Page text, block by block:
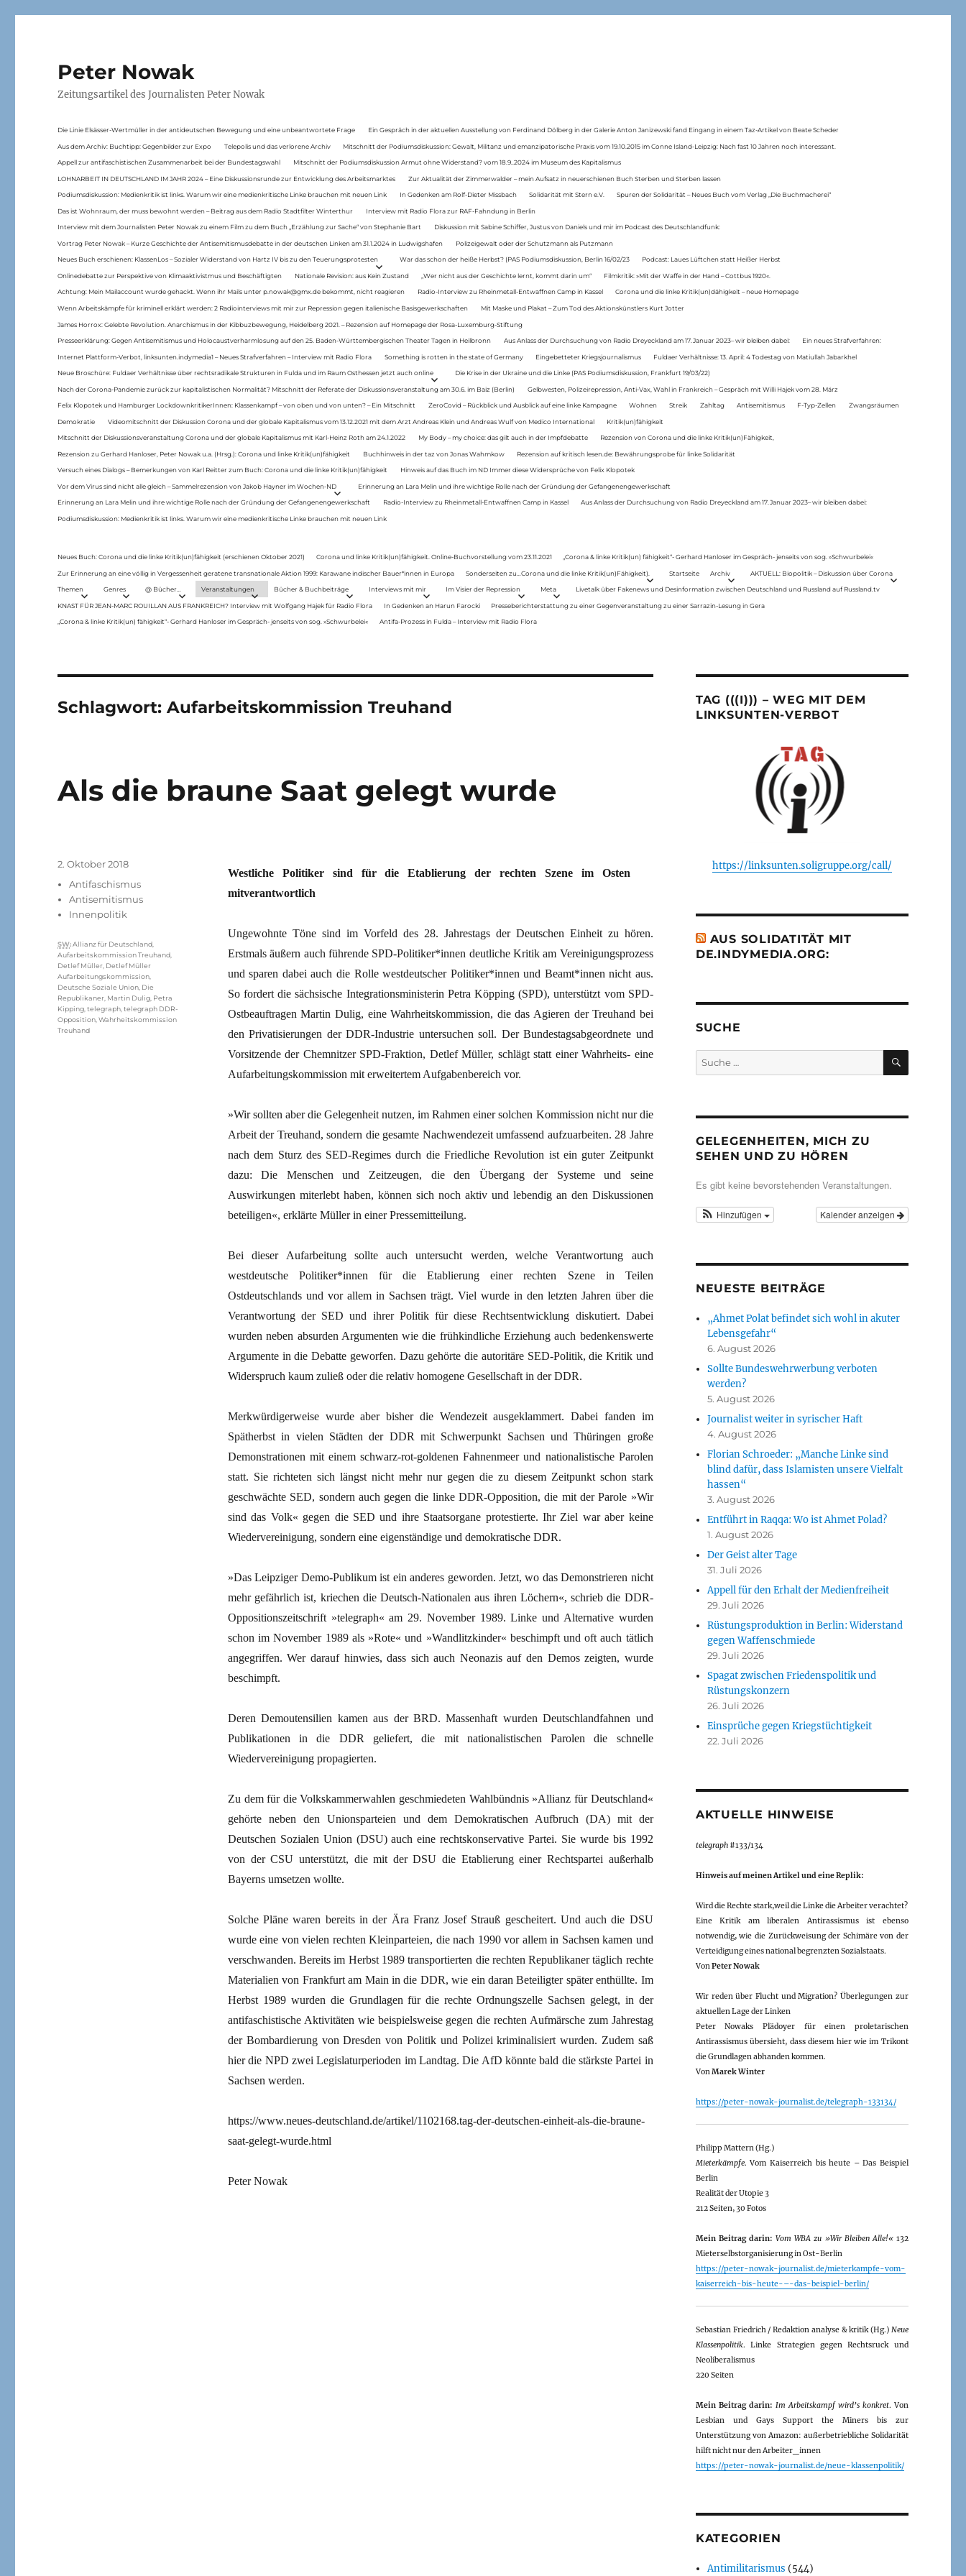
Peter Nowak
Zeitungsartikel des Journalisten Peter Nowak
Die Linie Elsässer-Wertmüller in der antideutschen Bewegung und eine unbeantwortete Frage Ein Gespräch in der aktuellen Ausstellung von Ferdinand Dölberg in der Galerie Anton Janizewski fand Eingang in einem Taz-Artikel von Beate Scheder
Aus dem Archiv: Buchtipp: Gegenbilder zur Expo Telepolis und das verlorene Archiv Mitschnitt der Podiumsdiskussion: Gewalt, Militanz und emanzipatorische Praxis vom 19.10.2015 im Conne Island-Leipzig: Nach fast 10 Jahren noch interessant.
Appell zur antifaschistischen Zusammenarbeit bei der Bundestagswahl Mitschnitt der Podiumsdiskussion Armut ohne Widerstand? vom 18.9..2024 im Museum des Kapitalismus
LOHNARBEIT IN DEUTSCHLAND IM JAHR 2024 – Eine Diskussionsrunde zur Entwicklung des Arbeitsmarktes Zur Aktualität der Zimmerwalder – mein Aufsatz in neuerschienen Buch Sterben und Sterben lassen
Podiumsdiskussion: Medienkritik ist links. Warum wir eine medienkritische Linke brauchen mit neuen Link In Gedenken am Rolf-Dieter Missbach Solidarität mit Stern e.V. Spuren der Solidarität – Neues Buch vom Verlag „Die Buchmacherei“
Das ist Wohnraum, der muss bewohnt werden – Beitrag aus dem Radio Stadtfilter Winterthur Interview mit Radio Flora zur RAF-Fahndung in Berlin
Interview mit dem Journalisten Peter Nowak zu einem Film zu dem Buch „Erzählung zur Sache“ von Stephanie Bart Diskussion mit Sabine Schiffer, Justus von Daniels und mir im Podcast des Deutschlandfunk:
Vortrag Peter Nowak – Kurze Geschichte der Antisemitismusdebatte in der deutschen Linken am 31.1.2024 in Ludwigshafen Polizeigewalt oder der Schutzmann als Putzmann
Neues Buch erschienen: KlassenLos – Sozialer Widerstand von Hartz IV bis zu den Teuerungsprotesten War das schon der heiße Herbst? (PAS Podiumsdiskussion, Berlin 16/02/23 Podcast: Laues Lüftchen statt Heißer Herbst
Onlinedebatte zur Perspektive von Klimaaktivistmus und Beschäftigten Nationale Revision: aus Kein Zustand „Wer nicht aus der Geschichte lernt, kommt darin um“ Filmkritik: »Mit der Waffe in der Hand – Cottbus 1920«.
Achtung: Mein Mailaccount wurde gehackt. Wenn ihr Mails unter p.nowak@gmx.de bekommt, nicht reagieren Radio-Interview zu Rheinmetall-Entwaffnen Camp in Kassel Corona und die linke Kritik(un)dähigkeit – neue Homepage
Wenn Arbeitskämpfe für kriminell erklärt werden: 2 Radiointerviews mit mir zur Repression gegen italienische Basisgewerkschaften Mit Maske und Plakat – Zum Tod des Aktionskünstlers Kurt Jotter
James Horrox: Gelebte Revolution. Anarchismus in der Kibbuzbewegung, Heidelberg 2021. – Rezension auf Homepage der Rosa-Luxemburg-Stiftung
Presseerklärung: Gegen Antisemitismus und Holocaustverharmlosung auf den 25. Baden-Württembergischen Theater Tagen in Heilbronn Aus Anlass der Durchsuchung von Radio Dreyeckland am 17.Januar 2023– wir bleiben dabei: Ein neues Strafverfahren:
Internet Plattform-Verbot, linksunten.indymedia1 – Neues Strafverfahren – Interview mit Radio Flora Something is rotten in the state of Germany Eingebetteter Kriegsjournalismus Fuldaer Verhältnisse: 13. April: 4 Todestag von Matiul­lah Jabarkhel
Neue Broschüre: Fuldaer Verhältnisse über rechtsradikale Strukturen in Fulda und im Raum Osthessen jetzt auch online Die Krise in der Ukraine und die Linke (PAS Podiumsdiskussion, Frankfurt 19/03/22)
Nach der Corona-Pandemie zurück zur kapitalistischen Normalität? Mitschnitt der Referate der Diskussionsveranstaltung am 30.6. im Baiz (Berlin) Gelbwesten, Polizeirepression, Anti-Vax, Wahl in Frankreich – Gespräch mit Willi Hajek vom 28. März
Felix Klopotek und Hamburger LockdownkritikerInnen: Klassenkampf – von oben und von unten? – Ein Mitschnitt ZeroCovid – Rückblick und Ausblick auf eine linke Kampagne Wohnen Streik Zahltag Antisemitismus F-Typ-Zellen Zwangsräumen
Demokratie Videomitschnitt der Diskussion Corona und der globale Kapitalismus vom 13.12.2021 mit dem Arzt Andreas Klein und Andreas Wulf von Medico International Kritik(un)fähigkeit
Mitschnitt der Diskussionsveranstaltung Corona und der globale Kapitalismus mit Karl-Heinz Roth am 24.1.2022 My Body – my choice: das gilt auch in der Impfdebatte Rezension von Corona und die linke Kritik(un)Fähigkeit,
Rezension zu Gerhard Hanloser, Peter Nowak u.a. (Hrsg.): Corona und linke Kritik(un)fähigkeit Buchhinweis in der taz von Jonas Wahmkow Rezension auf kritisch lesen.de: Bewährungsprobe für linke Solidarität
Versuch eines Dialogs – Bemerkungen von Karl Reitter zum Buch: Corona und die linke Kritik(un)fähigkeit Hinweis auf das Buch im ND Immer diese Widersprüche von Felix Klopotek
Vor dem Virus sind nicht alle gleich – Sammelrezension von Jakob Hayner im Wochen-ND Erinnerung an Lara Melin und ihre wichtige Rolle nach der Gründung der Gefangenengewerkschaft
Erinnerung an Lara Melin und ihre wichtige Rolle nach der Gründung der Gefangenengewerkschaft Radio-Interview zu Rheinmetall-Entwaffnen Camp in Kassel Aus Anlass der Durchsuchung von Radio Dreyeckland am 17.Januar 2023– wir bleiben dabei:
Podiumsdiskussion: Medienkritik ist links. Warum wir eine medienkritische Linke brauchen mit neuen Link
Neues Buch: Corona und die linke Kritik(un)fähigkeit (erschienen Oktober 2021) Corona und linke Kritik(un)fähigkeit. Online-Buchvorstellung vom 23.11.2021 „Corona & linke Kritik(un) fähigkeit“- Gerhard Hanloser im Gespräch- jenseits von sog. »Schwurbelei«
Zur Erinnerung an eine völlig in Vergessenheit geratene transnationale Aktion 1999: Karawane indischer Bauer*innen in Europa Sonderseiten zu…Corona und die linke Kritik(un)Fähigkeit). Startseite Archiv AKTUELL: Biopolitik – Diskussion über Corona
Themen Genres @ Bücher… Veranstaltungen Bücher & Buchbeiträge Interviews mit mir Im Visier der Repression Meta Livetalk über Fakenews und Desinformation zwischen Deutschland und Russland auf Russland.tv
KNAST FÜR JEAN-MARC ROUILLAN AUS FRANKREICH? Interview mit Wolfgang Hajek für Radio Flora In Gedenken an Harun Farocki Presseberichterstattung zu einer Gegenveranstaltung zu einer Sarrazin-Lesung in Gera
„Corona & linke Kritik(un) fähigkeit“- Gerhard Hanloser im Gespräch- jenseits von sog. »Schwurbelei« Antifa-Prozess in Fulda – Interview mit Radio Flora
Schlagwort:Aufarbeitskommission Treuhand
Als die braune Saat gelegt wurde
Westliche Politiker sind für die Etablierung der rechten Szene im Osten
mitverantwortlich
Ungewohnte Töne sind im Vorfeld des 28. Jahrestags der Deutschen Einheit zu hören.
Erstmals äußern auch führende SPD-Politiker*innen deutliche Kritik am Vereinigungsprozess
und sparen dabei auch die Rolle westdeutscher Politiker*innen und Beamt*innen nicht aus.
So fordert die sächsische Integrationsministerin Petra Köpping (SPD), unterstützt vom SPD-
Ostbeauftragen Martin Dulig, eine Wahrheitskommission, die das Agieren der Treuhand bei
den Privatisierungen der DDR-Industrie untersuchen soll. Der Bundestagsabgeordnete und
Vorsitzende der Chemnitzer SPD-Fraktion, Detlef Müller, schlägt statt einer Wahrheits- eine
Aufarbeitungskommission mit erweitertem Aufgabenbereich vor.
»Wir sollten aber die Gelegenheit nutzen, im Rahmen einer solchen Kommission nicht nur die
Arbeit der Treuhand, sondern die gesamte Nachwendezeit umfassend aufzuarbeiten. 28 Jahre
nach dem Sturz des SED-Regimes durch die Friedliche Revolution ist ein guter Zeitpunkt
dazu: Die Menschen und Zeitzeugen, die den Übergang der Systeme und seine
Auswirkungen miterlebt haben, können sich noch aktiv und lebendig an den Diskussionen
beteiligen«, erklärte Müller in einer Pressemitteilung.
Bei dieser Aufarbeitung sollte auch untersucht werden, welche Verantwortung auch
westdeutsche Politiker*innen für die Etablierung einer rechten Szene in Teilen
Ostdeutschlands und vor allem in Sachsen trägt. Viel wurde in den letzten Jahren über die
Verantwortung der SED und ihrer Politik für diese Rechtsentwicklung diskutiert. Dabei
wurden neben absurden Argumenten wie die frühkindliche Erziehung auch bedenkenswerte
Argumente in die Debatte geworfen. Dazu gehörte die autoritäre SED-Politik, die Kritik und
Widerspruch kaum zuließ oder die relativ homogene Gesellschaft in der DDR.
Merkwürdigerweise wurde aber bisher die Wendezeit ausgeklammert. Dabei fanden im
Spätherbst in vielen Städten der DDR mit Schwerpunkt Sachsen und Thüringen große
Demonstrationen mit einem schwarz-rot-goldenen Fahnenmeer und nationalistische Parolen
statt. Sie richteten sich längst nicht mehr nur gegen die zu diesem Zeitpunkt schon stark
geschwächte SED, sondern auch gegen die linke DDR-Opposition, die mit der Parole »Wir
sind das Volk« gegen die SED und ihre Staatsorgane protestierte. Ihr Ziel war aber keine
Wiedervereinigung, sondern eine eigenständige und demokratische DDR.
»Das Leipziger Demo-Publikum ist ein anderes geworden. Jetzt, wo das Demonstrieren nicht
mehr gefährlich ist, kriechen die Deutsch-Nationalen aus ihren Löchern«, schrieb die DDR-
Oppositionszeitschrift »telegraph« am 29. November 1989. Linke und Alternative wurden
schon im November 1989 als »Rote« und »Wandlitzkinder« beschimpft und oft auch tätlich
angegriffen. Wer darauf hinwies, dass sich auch Neonazis auf den Demos zeigten, wurde
beschimpft.
Deren Demoutensilien kamen aus der BRD. Massenhaft wurden Deutschlandfahnen und
Publikationen in die DDR geliefert, die mit nationalistischen Parolen die schnelle
Wiedervereinigung propagierten.
Zu dem für die Volkskammerwahlen geschmiedeten Wahlbündnis »Allianz für Deutschland«
gehörte neben den Unionsparteien und dem Demokratischen Aufbruch (DA) mit der
Deutschen Sozialen Union (DSU) auch eine rechtskonservative Partei. Sie wurde bis 1992
von der CSU unterstützt, die mit der DSU die Etablierung einer Rechtspartei außerhalb
Bayerns umsetzen wollte.
Solche Pläne waren bereits in der Ära Franz Josef Strauß gescheitert. Und auch die DSU
wurde eine von vielen rechten Kleinparteien, die nach 1990 vor allem in Sachsen kamen und
verschwanden. Bereits im Herbst 1989 transportierten die rechten Republikaner täglich rechte
Materialien von Frankfurt am Main in die DDR, wie ein daran Beteiligter später enthüllte. Im
Herbst 1989 wurden die Grundlagen für die rechte Ordnungszelle Sachsen gelegt, in der
antifaschistische Aktivitäten wie beispielsweise gegen die rechten Aufmärsche zum Jahrestag
der Bombardierung von Dresden von Politik und Polizei kriminalisiert wurden. Zudem saß
hier die NPD zwei Legislaturperioden im Landtag. Die AfD könnte bald die stärkste Partei in
Sachsen werden.
https://www.neues-deutschland.de/artikel/1102168.tag-der-deutschen-einheit-als-die-braune-
saat-gelegt-wurde.html
Peter Nowak
Veröffentlicht
2. Oktober 2018
Kategorien
Antifaschismus
Antisemitismus
Innenpolitik
Schlagwörter
SW:Allianz für Deutschland
Aufarbeitskommission Treuhand
Detlef Müller Detlef Müller
Aufarbeitungskommission
Deutsche Soziale Union Die
Republikaner Martin Dulig Petra
Kipping ,telegraph ,telegraph DDR-
Opposition ,Wahrheitskommission
Treuhand
TAG (((I))) – WEG MIT DEM
LINKSUNTEN-VERBOT
https://linksunten.soligruppe.org/call/
AUS SOLIDATITÄT MIT
DE.INDYMEDIA.ORG:
SUCHE
Suche
nach:
SUCHEN
GELEGENHEITEN, MICH ZU
SEHEN UND ZU HÖREN
Es gibt keine bevorstehenden Veranstaltungen.
Kalender anzeigen
Hinzufügen
NEUESTE BEITRÄGE
„Ahmet Polat befindet sich wohl in akuter
Lebensgefahr“
6. August 2026
Sollte Bundeswehrwerbung verboten
werden?
5. August 2026
Journalist weiter in syrischer Haft
4. August 2026
Florian Schroeder: „Manche Linke sind
blind dafür, dass Islamisten unsere Vielfalt
hassen“
3. August 2026
Entführt in Raqqa: Wo ist Ahmet Polad?
1. August 2026
Der Geist alter Tage
31. Juli 2026
Appell für den Erhalt der Medienfreiheit
29. Juli 2026
Rüstungsproduktion in Berlin: Widerstand
gegen Waffenschmiede
29. Juli 2026
Spagat zwischen Friedenspolitik und
Rüstungskonzern
26. Juli 2026
Einsprüche gegen Kriegstüchtigkeit
22. Juli 2026
AKTUELLE HINWEISE
telegraph#133/134
Hinweis auf meinen Artikel und eine Replik:
Wird die Rechte stark,weil die Linke die Arbeiter verachtet?
Eine Kritik am liberalen Antirassismus ist ebenso
notwendig, wie die Zurückweisung der Schimäre von der
Verteidigung eines national begrenzten Sozialstaats.
VonPeter Nowak
Wir reden über Flucht und Migration? Überlegungen zur
aktuellen Lage der Linken
Peter Nowaks Plädoyer für einen proletarischen
Antirassismus übersieht, dass diesem hier wie im Trikont
die Grundlagen abhanden kommen.
VonMarek Winter
https://peter-nowak-journalist.de/telegraph-133134/
Philipp Mattern (Hg.)
Mieterkämpfe. Vom Kaiserreich bis heute – Das Beispiel
Berlin
Realität der Utopie 3
212 Seiten, 30 Fotos
Mein Beitrag darin: Vom WBA zu »Wir Bleiben Alle!«132
Mieterselbstorganisierung in Ost-Berlin
https://peter-nowak-journalist.de/mieterkampfe-vom-
kaiserreich-bis-heute-–-das-beispiel-berlin/
Sebastian Friedrich / Redaktion analyse & kritik (Hg.) Neue
Klassenpolitik. Linke Strategien gegen Rechtsruck und
Neoliberalismus
220 Seiten
Mein Beitrag darin: Im Arbeitskampf wird’s konkret. Von
Lesbian und Gays Support the Miners bis zur
Unterstützung von Amazon: außerbetriebliche Solidarität
hilft nicht nur den Arbeiter_innen
https://peter-nowak-journalist.de/neue-klassenpolitik/
KATEGORIEN
Antimilitarismus (544)